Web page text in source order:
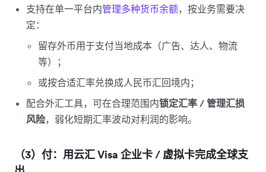
支持在单一平台内管理多种货币余额，按业务需要决
定：
留存外币用于支付当地成本（广告、达人、物流
等）；
或按合适汇率兑换成人民币汇回境内；
配合外汇工具，可在合理范围内锁定汇率 / 管理汇损
风险，弱化短期汇率波动对利润的影响。
（3）付：用云汇 Visa 企业卡 / 虚拟卡完成全球支